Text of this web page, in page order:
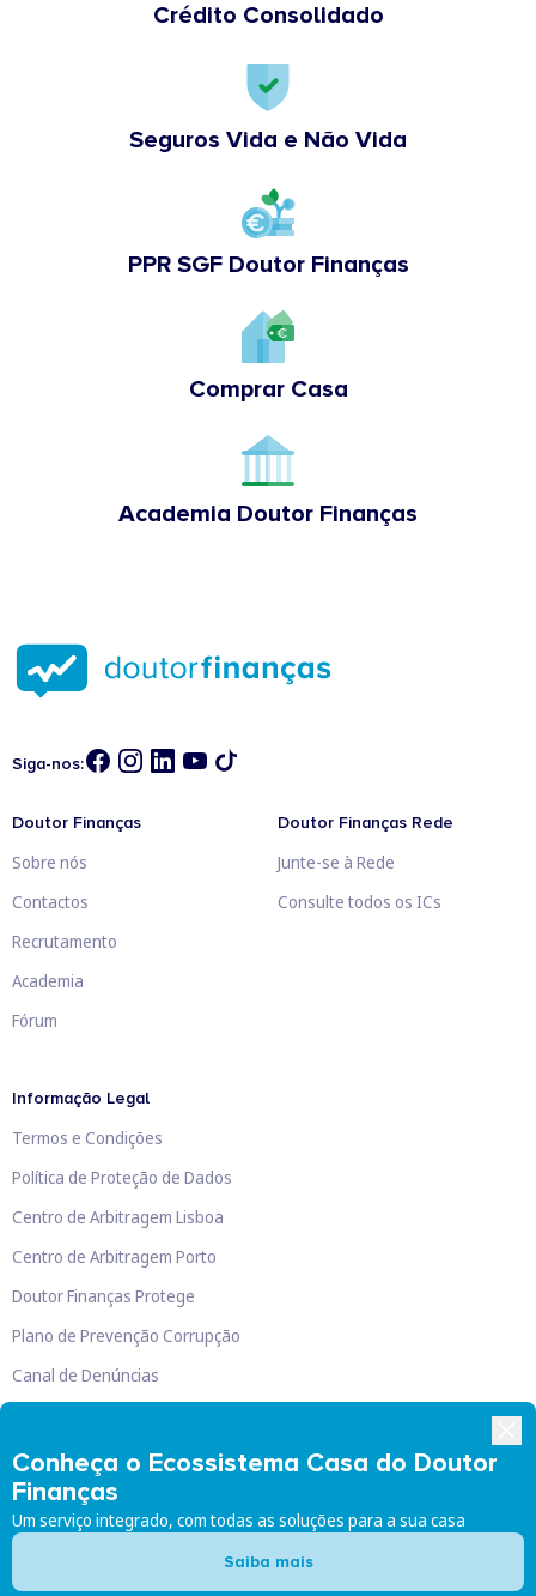
Crédito Consolidado
Seguros Vida e Não Vida
PPR SGF Doutor Finanças
Comprar Casa
Academia Doutor Finanças
Conheça o Ecossistema Casa do Doutor
Finanças
Um serviço integrado, com todas as soluções para a sua casa
Saiba mais
Siga-nos:
Doutor Finanças
Sobre nós
Contactos
Recrutamento
Academia
Fórum
Doutor Finanças Rede
Junte-se à Rede
Consulte todos os ICs
Informação Legal
Termos e Condições
Política de Proteção de Dados
Centro de Arbitragem Lisboa
Centro de Arbitragem Porto
Doutor Finanças Protege
Plano de Prevenção Corrupção
Canal de Denúncias
Doutor Finanças, Lda